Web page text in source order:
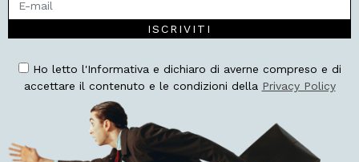
ISCRIVITI
Ho letto l'Informativa e dichiaro di averne compreso e di
accettare il contenuto e le condizioni della Privacy Policy